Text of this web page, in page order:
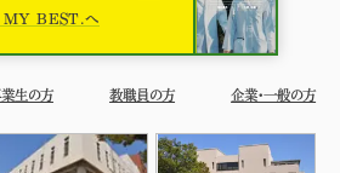
MY BEST.へ
生の方 教職員の方 企業・一般の方